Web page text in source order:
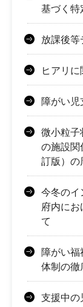
基づく特
放課後等
ヒアリ
障がい児
微小粒子
の施設関
訂版）の
今冬のイ
府内に
て
障がい福
体制の徹
支援中の